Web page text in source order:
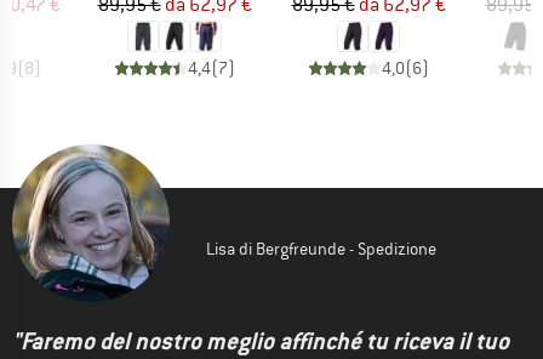
80,47 €
(8)
89,95 € da 62,97 €
4,4(7)
89,95 € da 62,97 €
4,0(6)
89,95
Lisa di Bergfreunde - Spedizione
"Faremo del nostro meglio affinché tu riceva il tuo